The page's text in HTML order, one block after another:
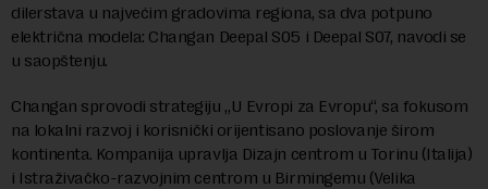
dilerstava u najvećim gradovima regiona, sa dva potpuno
električna modela: Changan Deepal S05 i Deepal S07, navodi se
u saopštenju.
Changan sprovodi strategiju „U Evropi za Evropu“, sa fokusom
na lokalni razvoj i korisnički orijentisano poslovanje širom
kontinenta. Kompanija upravlja Dizajn centrom u Torinu (Italija)
i Istraživačko-razvojnim centrom u Birmingemu (Velika